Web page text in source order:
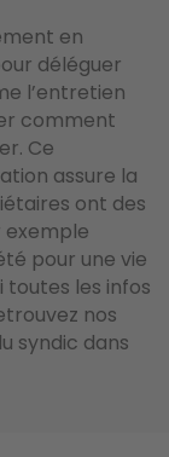
en
déléguer
l’entretien
comment
Ce
assure la
ont des
exemple
pour une vie
toutes les infos
nos
syndic dans